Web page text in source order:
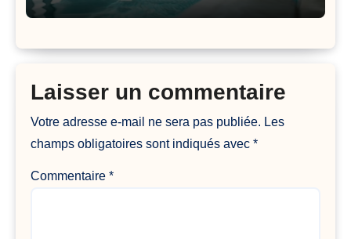
Laisser un commentaire
Votre adresse e-mail ne sera pas publiée. Les
champs obligatoires sont indiqués avec*
Commentaire*